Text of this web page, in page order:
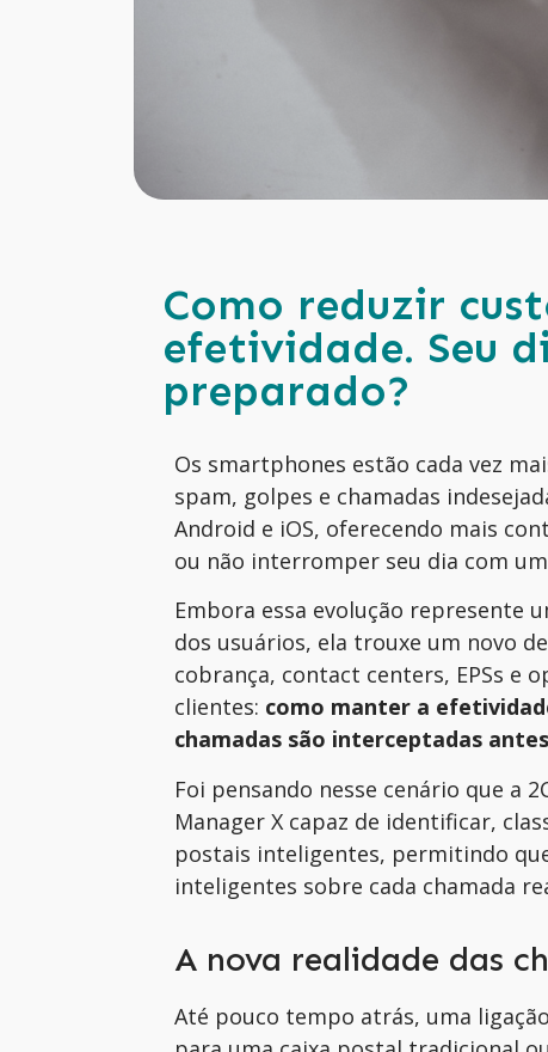
Como reduzir
efetividade. Seu
preparado?
Os smartphones estão cada vez
spam, golpes e chamadas
Android e iOS, oferecendo mais
ou não interromper seu dia com
Embora essa evolução represente
dos usuários, ela trouxe um novo
cobrança, contact centers, EPSs e
clientes: como manter a
chamadas são interceptadas
Foi pensando nesse cenário que a
Manager X capaz de identificar,
postais inteligentes, permitindo
inteligentes sobre cada chamada
A nova realidade das
Até pouco tempo atrás, uma